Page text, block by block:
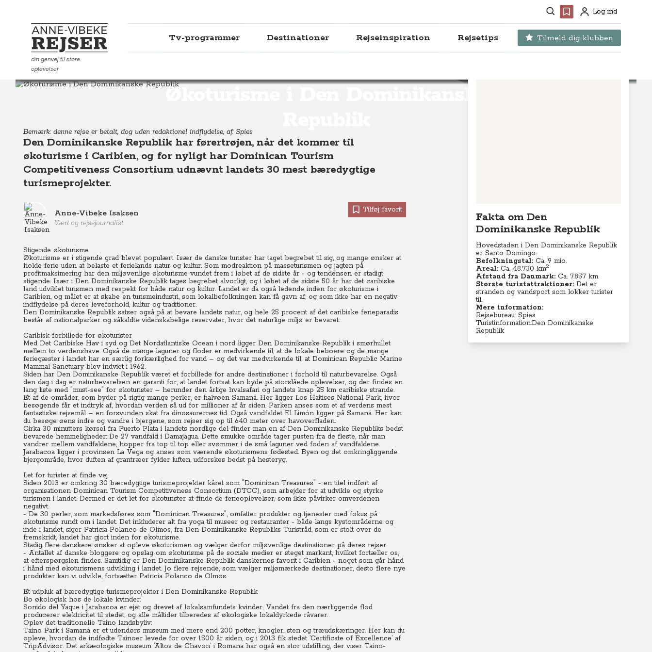
Søg Favoritter
ProfilLog ind
Anne-Vibeke Rejser
din genvej til store
oplevelser
Tv-programmer Destinationer Rejseinspiration Rejsetips Tilmeld dig klubben
Økoturisme i Den Dominikanske
Destinationer
Bemærk: denne rejse er betalt, dog uden redaktionel indflydelse, af: Spies
Den Dominikanske Republik har førertrøjen, når det kommer til
økoturisme i Caribien, og for nyligt har Dominican Tourism
Competitiveness Consortium udnævnt landets 30 mest bæredygtige
turismeprojekter.
Anne-Vibeke Isaksen
Vært og rejsejournalist
Tilføj favorit
Stigende økoturisme
Økoturisme er i stigende grad blevet populært. Især de danske turister har taget begrebet til sig, og mange ønsker at
holde ferie uden at belaste et ferielands natur og kultur. Som modreaktion på masseturismen og jagten på
profitmaksimering har den miljøvenlige økoturisme vundet frem i løbet af de sidste år - og tendensen er stadigt
stigende. Især i Den Dominikanske Republik tages begrebet alvorligt, og i løbet af de sidste 50 år har det caribiske
land udviklet turismen med respekt for både natur og kultur. Landet er da også ledende inden for økoturisme i
Caribien, og målet er at skabe en turismeindustri, som lokalbefolkningen kan få gavn af, og som ikke har en negativ
indflydelse på deres leveforhold, kultur og traditioner.
Den Dominikanske Republik satser også på at bevare landets natur, og hele 25 procent af det caribiske ferieparadis
består af nationalparker og såkaldte videnskabelige reservater, hvor det naturlige miljø er bevaret.
Caribisk forbillede for økoturister
Med Det Caribiske Hav i syd og Det Nordatlantiske Ocean i nord ligger Den Dominikanske Republik i smørhullet
mellem to verdenshave. Også de mange laguner og floder er medvirkende til, at de lokale beboere og de mange
feriegæster i landet har en særlig forkærlighed for vand – og det var medvirkende til, at Dominican Republic Marine
Mammal Sanctuary blev indviet i 1962.
Siden har Den Dominikanske Republik været et forbillede for andre destinationer i forhold til naturbevarelse. Også
den dag i dag er naturbevarelsen en garanti for, at landet fortsat kan byde på storslåede oplevelser, og der findes en
lang liste med "must-see" for økoturister – herunder den årlige hvalsafari og landets knap 25 km caribiske strande.
Et af de områder, som byder på rigtig mange perler, er halvøen Samaná. Her ligger Los Haitises National Park, hvor
besøgende får et indtryk af, hvordan verden så ud for millioner af år siden. Parken anses som et af verdens mest
fantastiske rejsemål – en forsvunden skat fra dinosaurernes tid. Også vandfaldet El Limón ligger på Samaná. Her kan
du besøge øens indre og vandre i bjergene, som rejser sig op til 640 meter over havoverfladen.
Cirka 30 minutters kørsel fra Puerto Plata i landets nordlige del finder man en af Den Dominikanske Republiks bedst
bevarede hemmeligheder: De 27 vandfald i Damajagua. Dette smukke område tager pusten fra de fleste, når man
vandrer mellem vandfaldene, hopper fra top til top eller svømmer i de små laguner ved foden af vandfaldene.
Jarabacoa ligger i provinsen La Vega og anses som værende økoturismens fødested. Byen og det omkringliggende
bjergområde, hvor duften af grantræer fylder luften, udforskes bedst på hesteryg.
Let for turister at finde vej
Siden 2013 er omkring 30 bæredygtige turismeprojekter kåret som "Dominican Treasures" - en titel indført af
organisationen Dominican Tourism Competitiveness Consortium (DTCC), som arbejder for at udvikle og styrke
turismen i landet. Dermed er det let for økoturister at finde de ferieoplevelser, som ikke påvirker omverdenen
negativt.
- De 30 perler, som markedsføres som "Dominican Treasures", omfatter produkter og tjenester med fokus på
økoturisme rundt om i landet. Det inkluderer alt fra yoga til museer og restauranter - både langs kystområderne og
inde i landet, siger Patricia Polanco de Olmos, fra Den Dominikanske Republiks Turistråd, som er stolt over de
fremskridt, landet har gjort inden for økoturisme.
Stadig flere danskere ønsker at opleve økoturismen og vælger derfor miljøvenlige destinationer på deres rejser.
- Antallet af danske bloggere og opslag om økoturisme på de sociale medier er steget markant, hvilket fortæller os,
at efterspørgslen findes. Samtidig er Den Dominikanske Republik danskernes favorit i Caribien - noget som går hånd
i hånd med økoturismens udvikling i landet. Jo flere rejsende, som vælger miljømærkede destinationer, desto flere nye
produkter kan vi udvikle, fortsætter Patricia Polanco de Olmos.
Et udpluk af bæredygtige turismeprojekter i Den Dominikanske Republik
Bo økologisk hos de lokale kvinder:
Sonido del Yaque i Jarabacoa er ejet og drevet af lokalsamfundets kvinder. Vandet fra den nærliggende flod
producerer elektricitet til stedet, og alle måltider tilberedes af økologiske lokaldyrkede råvarer.
Oplev det traditionelle Taino landsbyliv:
Taino Park i Samaná er et udendørs museum med mere end 200 potter, knogler, sten og træudskæringer. Her kan du
opleve, hvordan de indfødte Tainoer levede for over 1500 år siden, og i 2013 fik stedet ’Certificate of Excellence’ af
TripAdvisor. Det arkæologiske museum ’Altos de Chavon’ i Romana har også en stor udstilling, der viser Taino-
Fakta om Den
Dominikanske Republik
Hovedstaden i Den Dominikanske Republik
er Santo Domingo.
Befolkningstal: Ca. 9 mio.
Areal: Ca. 48.730 km2
Afstand fra Danmark: Ca. 7.857 km
Største turistattraktioner: Det er
stranden og vandsport som lokker turister
til.
Mere information:
Rejsebureau: Spies
Turistinformation:Den Dominikanske
Republik